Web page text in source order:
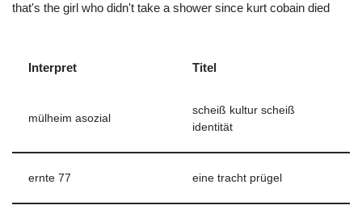
that's the girl who didn't take a shower since kurt cobain died
Interpret Titel
mülheim asozial
scheiß kultur scheiß
identität
ernte 77 eine tracht prügel